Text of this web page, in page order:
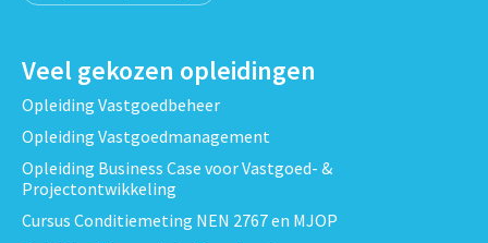
Veel gekozen opleidingen
Opleiding Vastgoedbeheer
Opleiding Vastgoedmanagement
Opleiding Business Case voor Vastgoed- &
Projectontwikkeling
Cursus Conditiemeting NEN 2767 en MJOP